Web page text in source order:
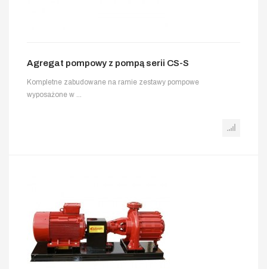
Agregat pompowy z pompą serii CS-S
Kompletne zabudowane na ramie zestawy pompowe
wyposażone w ...